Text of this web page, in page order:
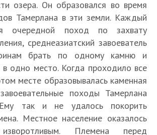
озера. Он образовался во время
Тамерлана в эти земли. Каждый
очередной поход по захвату
среднеазиатский завоеватель
брать по одному камню и
в одно место. Когда проходило все
месте образовывалась каменная
походы Тамерлана
Ему так и не удалось покорить
Местное население оказалось
Племена перед